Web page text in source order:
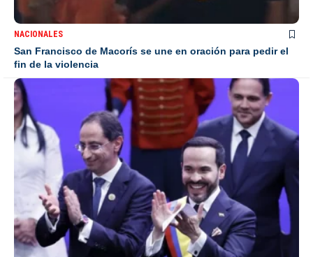
NACIONALES
San Francisco de Macorís se une en oración para pedir el
fin de la violencia